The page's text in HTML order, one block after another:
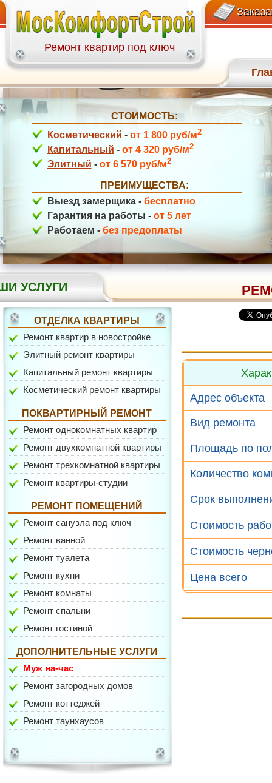
Ремонт квартир под ключ
+7(499)113-27-58
СТОИМОСТЬ:
Косметический - от 1 800 руб/м2
Капитальный - от 4 320 руб/м2
Элитный - от 6 570 руб/м2
ПРЕИМУЩЕСТВА:
Выезд замерщика - бесплатно
Гарантия на работы - от 5 лет
Работаем - без предоплаты
УСЛУГИ
ОТДЕЛКА КВАРТИРЫ
Ремонт квартир в новостройке
Элитный ремонт квартиры
Капитальный ремонт квартиры
Косметический ремонт квартиры
ПОКВАРТИРНЫЙ РЕМОНТ
Ремонт однокомнатных квартир
Ремонт двухкомнатной квартиры
Ремонт трехкомнатной квартиры
Ремонт квартиры-студии
РЕМОНТ ПОМЕЩЕНИЙ
Ремонт санузла под ключ
Ремонт ванной
Ремонт туалета
Ремонт кухни
Ремонт комнаты
Ремонт спальни
Ремонт гостиной
ДОПОЛНИТЕЛЬНЫЕ УСЛУГИ
Муж на-час
Ремонт загородных домов
Ремонт коттеджей
Ремонт таунхаусов
ул. Давыдковская
ул. Гарибальди
ул. Медиков
ул. Белореченская
ул. Шкулева
пр-зд Шокальского
Соловьиная Роща
Адрес объекта
Вид ремонта
Площадь по
Количество
Срок
Стоимость
Стоимость
Цена всего